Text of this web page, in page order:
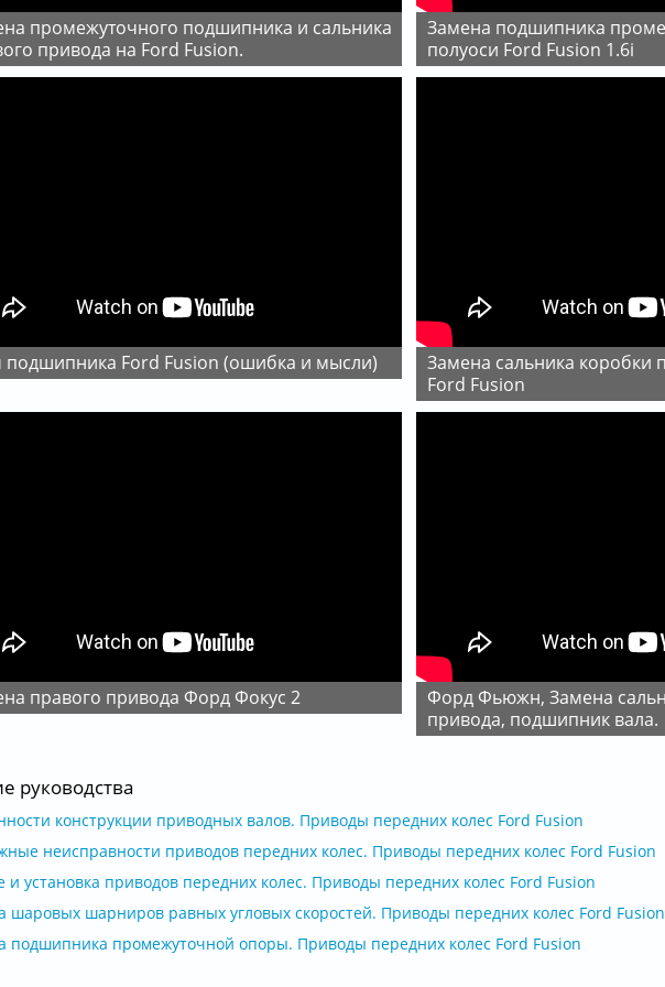
привода на Ford Fusion.
Замена подшипника промежуточной опоры
полуоси Ford Fusion 1.6i
подшипника Ford Fusion (ошибка и мысли)
Замена сальника коробки правого привода на
Ford Fusion
правого привода Форд Фокус 2
Форд Фьюжн, Замена сальника привода, снятие
привода, подшипник вала.
руководства
конструкции приводных валов. Приводы передних колес Ford Fusion
неисправности приводов передних колес. Приводы передних колес Ford Fusion
и установка приводов передних колес. Приводы передних колес Ford Fusion
шаровых шарниров равных угловых скоростей. Приводы передних колес Ford Fusion
подшипника промежуточной опоры. Приводы передних колес Ford Fusion